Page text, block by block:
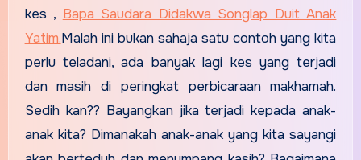
kes , Bapa Saudara Didakwa Songlap Duit Anak
Yatim.Malah ini bukan sahaja satu contoh yang kita
perlu teladani, ada banyak lagi kes yang terjadi
dan masih di peringkat perbicaraan makhamah.
Sedih kan?? Bayangkan jika terjadi kepada anak-
anak kita? Dimanakah anak-anak yang kita sayangi